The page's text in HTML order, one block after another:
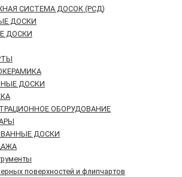
СИСТЕМА ДОСОК (РСД)
ДОСКИ
ДОСКИ
ДОСКИ
ОБОРУДОВАНИЕ
ДОСКИ
поверхностей и флипчартов